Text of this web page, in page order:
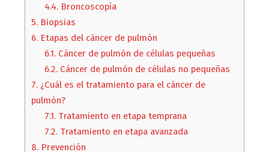
4.4. Broncoscopía
5.Biopsias
6.Etapas del cáncer de pulmón
6.1. Cáncer de pulmón de células pequeñas
6.2. Cáncer de pulmón de células no pequeñas
7.¿Cuál es el tratamiento para el cáncer de
pulmón?
7.1. Tratamiento en etapa temprana
7.2. Tratamiento en etapa avanzada
8.Prevención